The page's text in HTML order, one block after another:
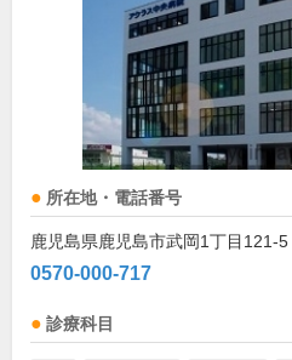
所在地・電話番号
鹿児島県鹿児島市武岡1丁目121-5
0570-000-717
診療科目